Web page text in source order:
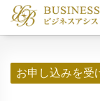
お申し込みを受